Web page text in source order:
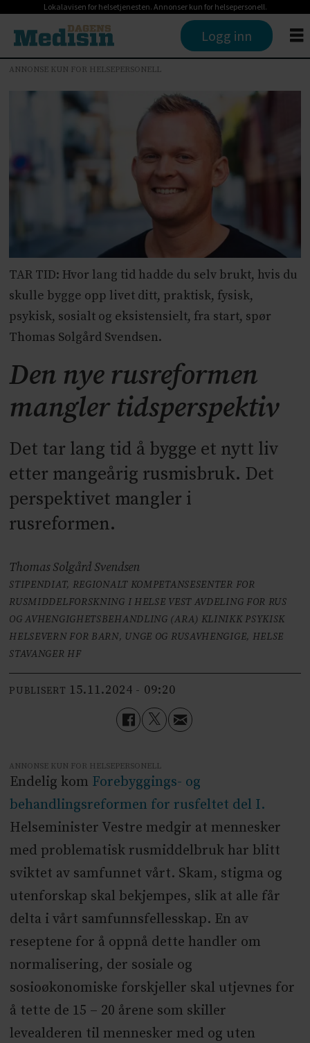
Lokalavisen for helsetjenesten. Annonser kun for helsepersonell.
Logg inn
ANNONSE KUN FOR HELSEPERSONELL
TAR TID: Hvor lang tid hadde du selv brukt, hvis du
skulle bygge opp livet ditt, praktisk, fysisk,
psykisk, sosialt og eksistensielt, fra start, spør
Thomas Solgård Svendsen.
Den nye rusreformen
mangler tidsperspektiv
Det tar lang tid å bygge et nytt liv
etter mangeårig rusmisbruk. Det
perspektivet mangler i
rusreformen.
Thomas Solgård Svendsen
STIPENDIAT, REGIONALT KOMPETANSESENTER FOR
RUSMIDDELFORSKNING I HELSE VEST AVDELING FOR RUS
OG AVHENGIGHETSBEHANDLING (ARA) KLINIKK PSYKISK
HELSEVERN FOR BARN, UNGE OG RUSAVHENGIGE, HELSE
STAVANGER HF
PUBLISERT 15.11.2024 - 09:20
ANNONSE KUN FOR HELSEPERSONELL
Endelig kom Forebyggings- og
behandlingsreformen for rusfeltet del I.
Helseminister Vestre medgir at mennesker
med problematisk rusmiddelbruk har blitt
sviktet av samfunnet vårt. Skam, stigma og
utenforskap skal bekjempes, slik at alle får
delta i vårt samfunnsfellesskap. En av
reseptene for å oppnå dette handler om
normalisering, der sosiale og
sosioøkonomiske forskjeller skal utjevnes for
å tette de 15 – 20 årene som skiller
levealderen til mennesker med og uten